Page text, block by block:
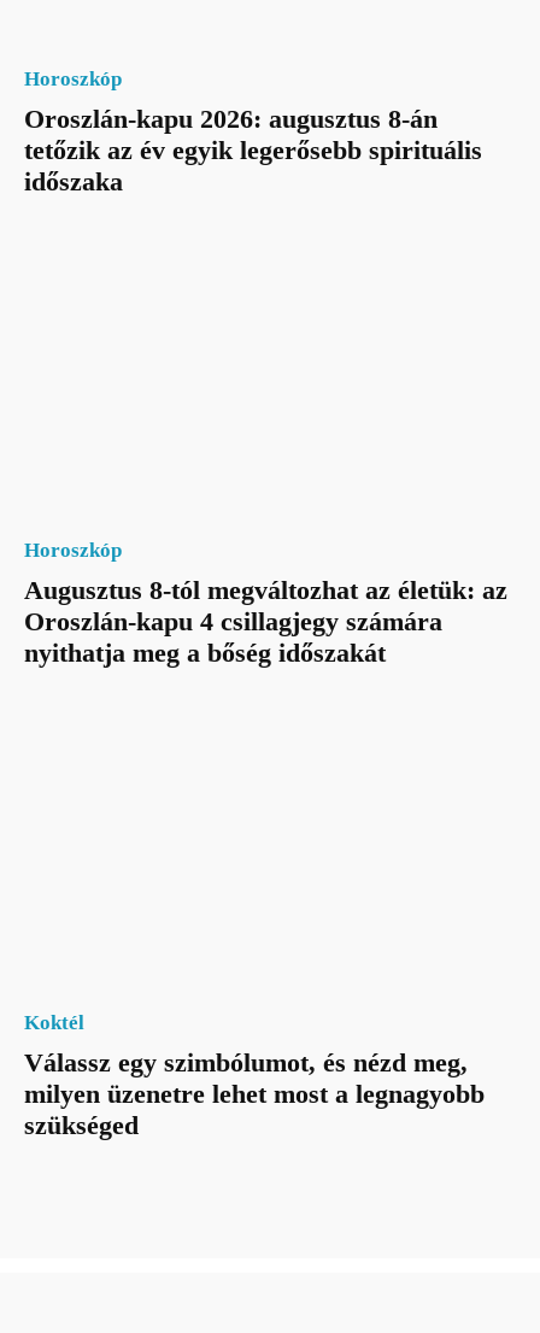
Horoszkóp
Oroszlán-kapu 2026: augusztus 8-án
tetőzik az év egyik legerősebb spirituális
időszaka
Horoszkóp
Augusztus 8-tól megváltozhat az életük: az
Oroszlán-kapu 4 csillagjegy számára
nyithatja meg a bőség időszakát
Koktél
Válassz egy szimbólumot, és nézd meg,
milyen üzenetre lehet most a legnagyobb
szükséged